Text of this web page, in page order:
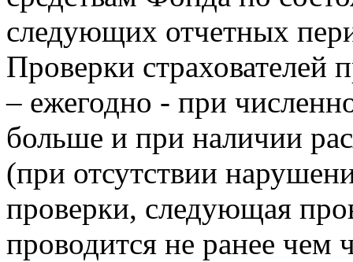
следующих отчетных
Проверки страхователей
– ежегодно - при
больше и при наличии
(при отсутствии
проверки, следующая
проводится не ранее чем